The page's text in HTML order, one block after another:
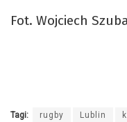
Fot. Wojciech
Tagi: rugby Lublin